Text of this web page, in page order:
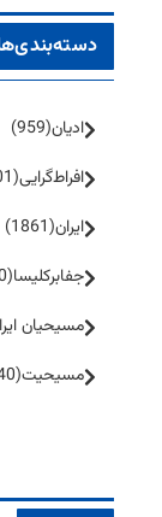
ادیان(959)
افراط‌گرایی(1101)
ایران(1861)
جفا‌بر‌کلیسا(1340)
مسیحیان
مسیحیت(3940)